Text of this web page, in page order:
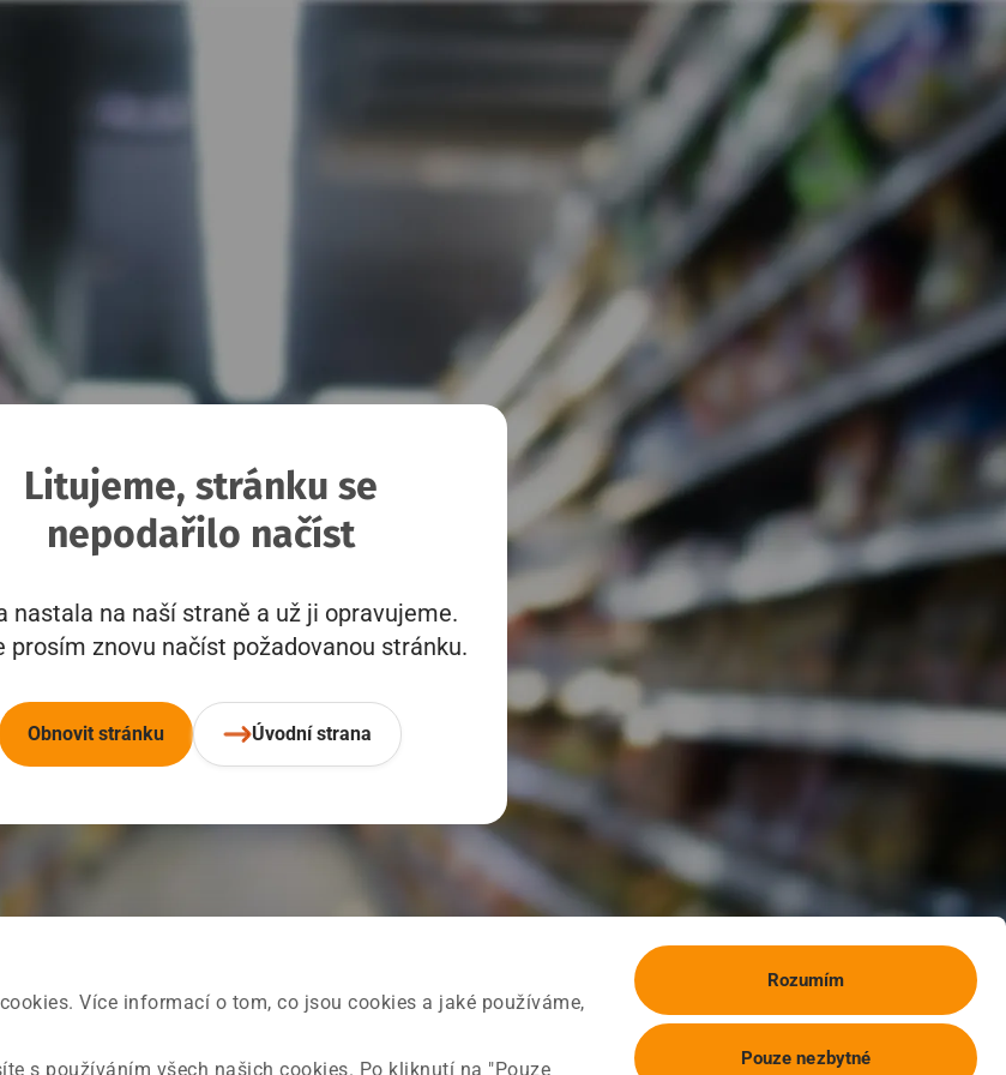
Více informací o tom, co jsou cookies a jaké používáme,
s používáním všech našich cookies. Po kliknutí na "Pouze
Rozumím
Pouze nezbytné
Litujeme, stránku se
nepodařilo načíst
nastala na naší straně a už ji opravujeme.
prosím znovu načíst požadovanou stránku.
Obnovit stránku Úvodní strana